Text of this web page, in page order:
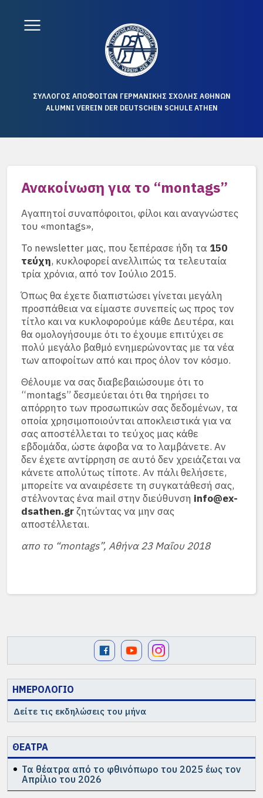
ΣΥΛΛΟΓΟΣ ΑΠΟΦΟΙΤΩΝ ΓΕΡΜΑΝΙΚΗΣ ΣΧΟΛΗΣ ΑΘΗΝΩΝ
ALUMNI VEREIN DER DEUTSCHEN SCHULE ATHEN
ΗΜΕΡΟΛΟΓΙΟ
Δείτε τις εκδηλώσεις του μήνα
ΘΕΑΤΡΑ
Τα θέατρα από το φθινόπωρο του 2025 έως τον
Απρίλιο του 2026
Ανακοίνωση για το “montags”
Αγαπητοί συναπόφοιτοι, φίλοι και αναγνώστες
του «montags»,
Το newsletter μας, που ξεπέρασε ήδη τα 150
τεύχη, κυκλοφορεί ανελλιπώς τα τελευταία
τρία χρόνια, από τον Ιούλιο 2015.
Όπως θα έχετε διαπιστώσει γίνεται μεγάλη
προσπάθεια να είμαστε συνεπείς ως προς τον
τίτλο και να κυκλοφορούμε κάθε Δευτέρα, και
θα ομολογήσουμε ότι το έχουμε επιτύχει σε
πολύ μεγάλο βαθμό ενημερώνοντας με τα νέα
των αποφοίτων από και προς όλον τον κόσμο.
Θέλουμε να σας διαβεβαιώσουμε ότι το
“montags” δεσμεύεται ότι θα τηρήσει το
απόρρητο των προσωπικών σας δεδομένων, τα
οποία χρησιμοποιούνται αποκλειστικά για να
σας αποστέλλεται το τεύχος μας κάθε
εβδομάδα, ώστε άφοβα να το λαμβάνετε. Αν
δεν έχετε αντίρρηση σε αυτό δεν χρειάζεται να
κάνετε απολύτως τίποτε. Αν πάλι θελήσετε,
μπορείτε να αναιρέσετε τη συγκατάθεσή σας,
στέλνοντας ένα mail στην διεύθυνση info@ex-
dsathen.grζητώντας να μην σας
αποστέλλεται.
απο το “montags”, Αθήνα 23 Μαΐου 2018